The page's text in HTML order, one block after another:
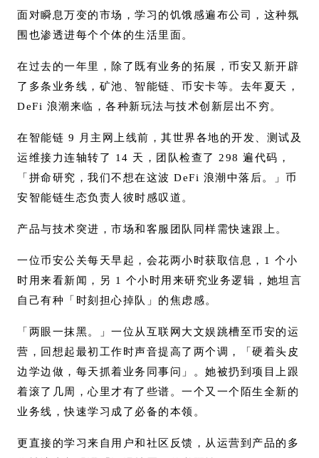
面对瞬息万变的市场，学习的饥饿感遍布公司，这种氛
围也渗透进每个个体的生活里面。
在过去的一年里，除了既有业务的拓展，币安又新开辟
了多条业务线，矿池、智能链、币安卡等。去年夏天，
DeFi 浪潮来临，各种新玩法与技术创新层出不穷。
在智能链 9 月主网上线前，其世界各地的开发、测试及
运维接力连轴转了 14 天，团队检查了 298 遍代码，
「拼命研究，我们不想在这波 DeFi 浪潮中落后。」币
安智能链生态负责人彼时感叹道。
产品与技术突进，市场和客服团队同样需快速跟上。
一位币安公关每天早起，会花两小时获取信息，1 个小
时用来看新闻，另 1 个小时用来研究业务逻辑，她坦言
自己有种「时刻担心掉队」的焦虑感。
「两眼一抹黑。」一位从互联网大文娱跳槽至币安的运
营，回想起最初工作时声音提高了两个调，「硬着头皮
边学边做，每天抓着业务同事问」。她被扔到项目上跟
着滚了几周，心里才有了些谱。一个又一个陌生全新的
业务线，快速学习成了必备的本领。
更直接的学习来自用户和社区反馈，从运营到产品的多